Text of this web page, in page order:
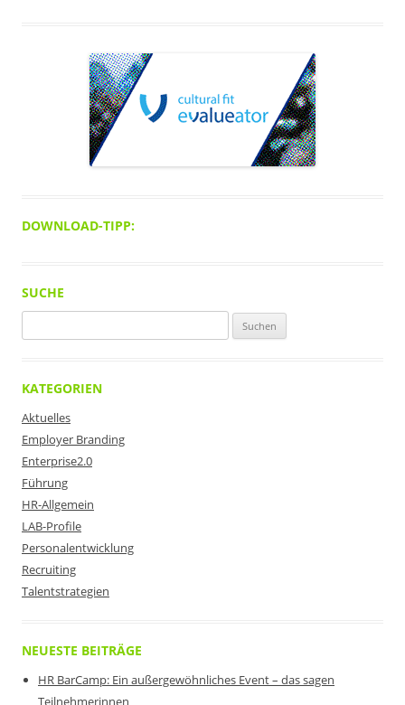
DOWNLOAD-TIPP:
SUCHE
nach:
KATEGORIEN
Aktuelles
Employer Branding
Enterprise2.0
Führung
HR-Allgemein
LAB-Profile
Personalentwicklung
Recruiting
Talentstrategien
NEUESTE BEITRÄGE
HR BarCamp: Ein außergewöhnliches Event – das sagen
Teilnehmerinnen